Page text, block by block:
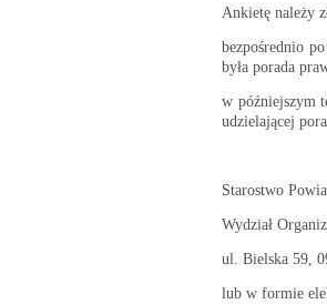
Ankietę należy
bezpośrednio
była porada
w późniejszym
udzielającej
Starostwo
Wydział
ul. Bielska 59,
lub w formie